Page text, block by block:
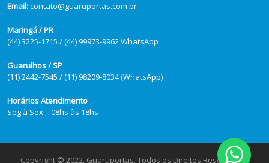
Email:contato@guaruportas.com.br
Maringá / PR
(44) 3225-1715 / (44) 99973-9962 WhatsApp
Guarulhos / SP
(11) 2442-7545 / (11) 98209-8034 (WhatsApp)
Horários Atendimento
Seg à Sex – 08hs às 18hs
Copyright © 2022, Guaruportas. Todos os Direitos Reservados.